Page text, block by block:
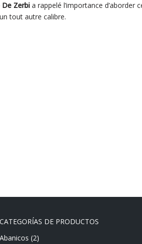
Zerbia rappelé l’importance d’aborder
tout autre calibre.
CATEGORÍAS DE PRODUCTOS
Abanicos (2)